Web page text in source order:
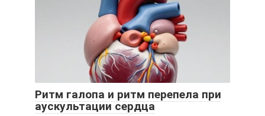
Ритм галопа и ритм перепела при
аускультации сердца